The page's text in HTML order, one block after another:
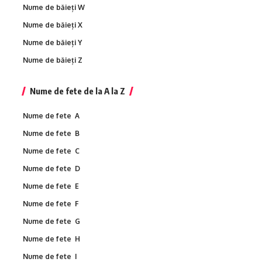
Nume de băieți W
Nume de băieți X
Nume de băieți Y
Nume de băieți Z
Nume de fete de la A la Z
Nume de fete A
Nume de fete B
Nume de fete C
Nume de fete D
Nume de fete E
Nume de fete F
Nume de fete G
Nume de fete H
Nume de fete I